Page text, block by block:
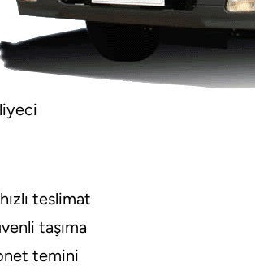
teslimat
taşıma
temini